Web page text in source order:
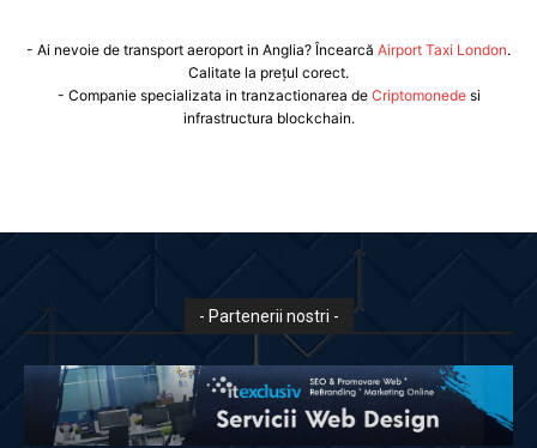
- Ai nevoie de transport aeroport in Anglia? Încearcă Airport Taxi London.
Calitate la prețul corect.
- Companie specializata in tranzactionarea de Criptomonedesi
infrastructura blockchain.
- Partenerii nostri -